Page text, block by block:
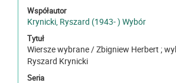
Współautor
Krynicki, Ryszard (1943- ) Wybór
Tytuł
Wiersze wybrane / Zbigniew Herbert ;
Ryszard Krynicki
Seria